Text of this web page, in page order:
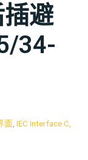
避
34-
面 IEC Interface C,